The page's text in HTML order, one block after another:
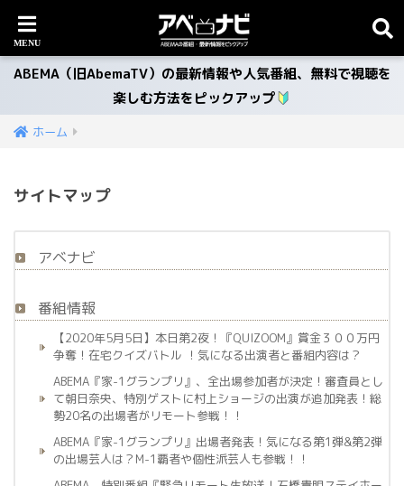
ABEMA（旧AbemaTV）の最新情報や人気番組、無料で視聴を
楽しむ方法をピックアップ
ホーム
サイトマップ
アベナビ
番組情報
【2020年5月5日】本日第2夜！『QUIZOOM』賞金３００万円
争奪！在宅クイズバトル ！気になる出演者と番組内容は？
ABEMA『家-1グランプリ』、全出場参加者が決定！審査員とし
て朝日奈央、特別ゲストに村上ショージの出演が追加発表！総
勢20名の出場者がリモート参戦！！
ABEMA『家-1グランプリ』出場者発表！気になる第1弾&第2弾
の出場芸人は？M-1覇者や個性派芸人も参戦！！